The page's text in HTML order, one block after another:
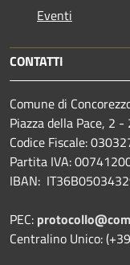
Eventi
CONTATTI
Comune di
Piazza della Pace, 2
Codice Fiscale:
Partita IVA:
IBAN:
PEC:
Centralino Unico: